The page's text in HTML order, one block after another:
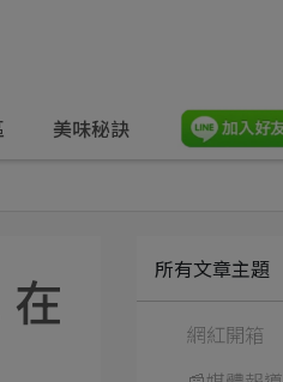
美味秘訣
在
所有文章主題
網紅開箱